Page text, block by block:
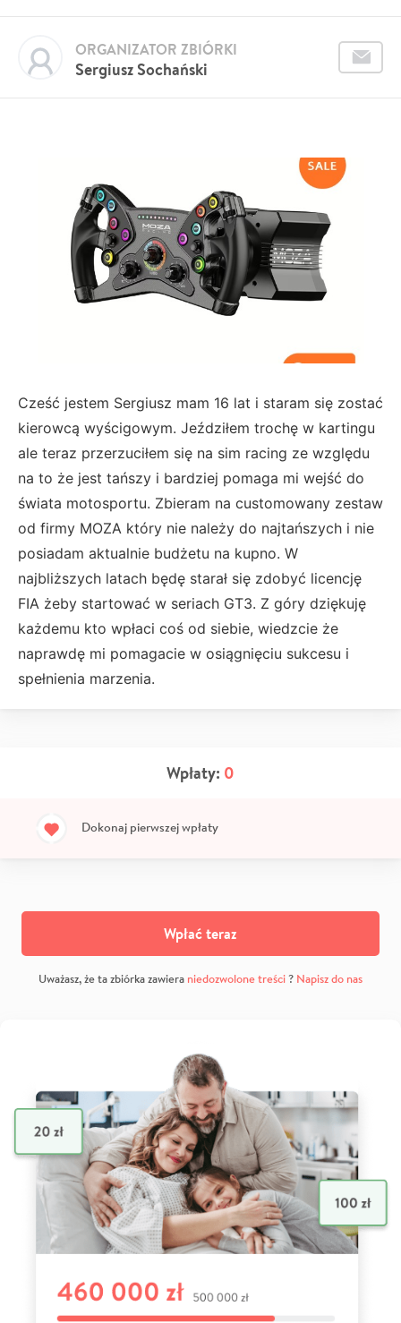
Sergiusz Sochański
ORGANIZATOR ZBIÓRKI
Cześć jestem Sergiusz mam 16 lat i staram się zostać
kierowcą wyścigowym. Jeździłem trochę w kartingu
ale teraz przerzuciłem się na sim racing ze względu
na to że jest tańszy i bardziej pomaga mi wejść do
świata motosportu. Zbieram na customowany zestaw
od firmy MOZA który nie należy do najtańszych i nie
posiadam aktualnie budżetu na kupno. W
najbliższych latach będę starał się zdobyć licencję
FIA żeby startować w seriach GT3. Z góry dziękuję
każdemu kto wpłaci coś od siebie, wiedzcie że
naprawdę mi pomagacie w osiągnięciu sukcesu i
spełnienia marzenia.
Wpłaty: 0
Dokonaj pierwszej wpłaty
Wpłać teraz
Uważasz, że ta zbiórka zawiera niedozwolone treści? Napisz do nas